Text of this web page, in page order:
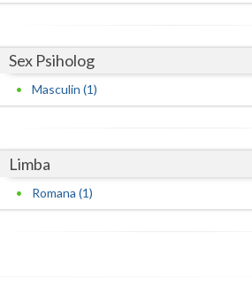
Sex Psiholog
Masculin (1)
Limba
Romana (1)